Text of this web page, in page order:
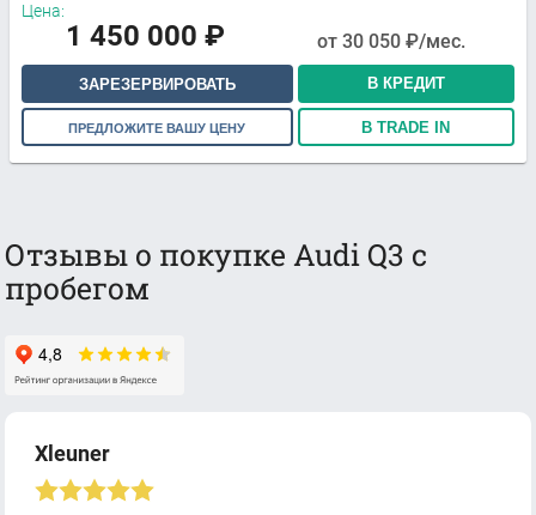
Цена:
1 450 000 ₽ от 30 050 ₽/мес.
ЗАРЕЗЕРВИРОВАТЬ В КРЕДИТ
ПРЕДЛОЖИТЕ ВАШУ ЦЕНУ В TRADE IN
Отзывы о покупке Audi Q3 с
пробегом
Xleuner